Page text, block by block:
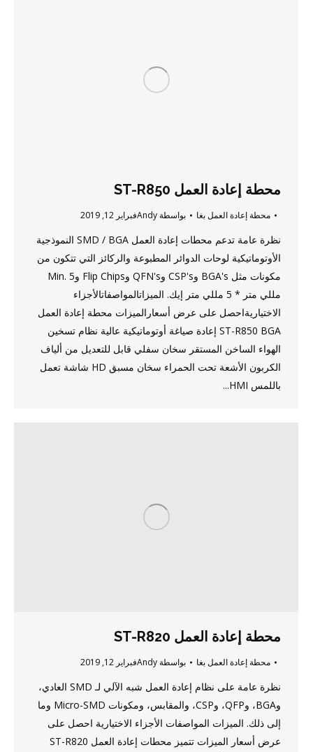
محطة إعادة العمل ST-R850
محطة إعادة العمل بغا بواسطةAndyفبراير 12, 2019
نظرة عامة تدعم محطات إعادة العمل SMD / BGA النموذجية
الأوتوماتيكية لوحات الدوائر المطبوعة والركائز التي تتكون من
مكونات مثل BGA's وCSP's وQFN's وFlip Chips وMin. 5
مللي متر * 5 مللي متر إيك. الميزاتالمواصفاتالأجزاء
الاختياريةاحصل على عرض أسعارالميزات محطة إعادة العمل
ST-R850 BGA إعادة صياغة أوتوماتيكية عالية نظام تسخين
الهواء الساخن المستقر سخان سفلي قابل للتعديل من ألياف
الكربون الأشعة تحت الحمراء سخان مسبق HD شاشة تعمل
باللمس HMI...
محطة إعادة العمل ST-R820
محطة إعادة العمل بغا بواسطةAndyفبراير 12, 2019
نظرة عامة على نظام إعادة العمل شبه الآلي لـ SMD العادي،
وBGA، وQFP، وCSP، والمقابس، ومكونات Micro-SMD وما
إلى ذلك. الميزات المواصفات الأجزاء الاختيارية احصل على
عرض أسعار الميزات تتميز محطات إعادة العمل ST-R820